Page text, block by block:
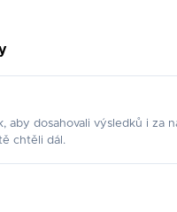
aby dosahovali výsledků i za
chtěli dál.